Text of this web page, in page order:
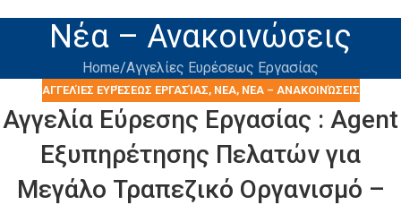
Νέα – Ανακοινώσεις
Home Αγγελίες Ευρέσεως Εργασίας
ΑΓΓΕΛΊΕΣ ΕΥΡΈΣΕΩΣ ΕΡΓΑΣΊΑΣ, ΝΕΑ, ΝΈΑ – ΑΝΑΚΟΙΝΏΣΕΙΣ
Αγγελία Εύρεσης Εργασίας : Agent
Εξυπηρέτησης Πελατών για
Μεγάλο Τραπεζικό Οργανισμό –